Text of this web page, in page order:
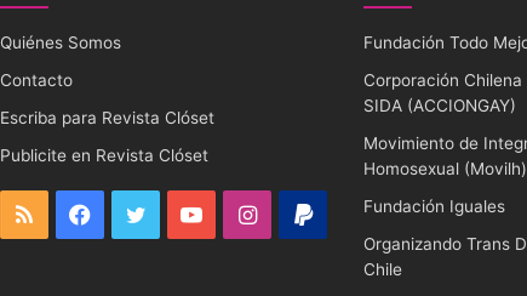
Quiénes Somos
Contacto
Escriba para Revista Clóset
Publicite en Revista Clóset
RSS Facebook
TwitterYouTubeInstagramPayPal
Fundación Todo
Corporación
SIDA (ACCIONGAY)
Movimiento de
Homosexual (Movilh)
Fundación Iguales
Organizando Trans
Chile